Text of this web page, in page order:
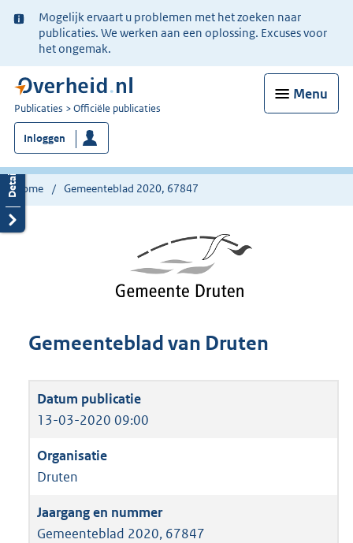
Ter
informatie:
Mogelijk ervaart u problemen met het zoeken naar
publicaties. We werken aan een oplossing. Excuses voor
het ongemak.
Menu
U
bent
nu
hier:
Publicaties Officiële publicaties
Inloggen
Home Gemeenteblad 2020, 67847
Gemeenteblad van Druten
13-03-2020 09:00
Druten
Gemeenteblad 2020, 67847